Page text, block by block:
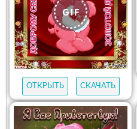
ОТКРЫТЬ СКАЧАТЬ